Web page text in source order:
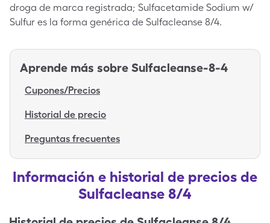
droga de marca registrada; Sulfacetamide Sodium w/
Sulfur es la forma genérica de Sulfacleanse 8/4.
Aprende más sobre Sulfacleanse-8-4
Cupones/Precios
Historial de precio
Preguntas frecuentes
Información e historial de precios de
Sulfacleanse 8/4